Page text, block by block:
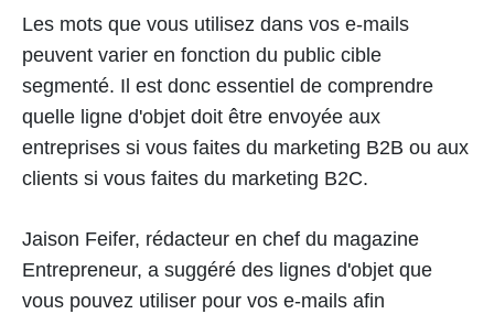
Les mots que vous utilisez dans vos e-mails
peuvent varier en fonction du public cible
segmenté. Il est donc essentiel de comprendre
quelle ligne d'objet doit être envoyée aux
entreprises si vous faites du marketing B2B ou aux
clients si vous faites du marketing B2C.
Jaison Feifer, rédacteur en chef du magazine
Entrepreneur, a suggéré des lignes d'objet que
vous pouvez utiliser pour vos e-mails afin